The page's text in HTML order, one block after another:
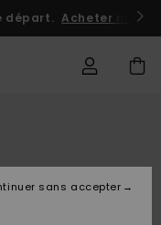
départ. Acheter
sans accepter